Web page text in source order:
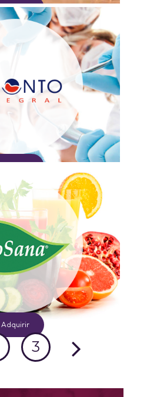
Adquirir
Adquirir
3